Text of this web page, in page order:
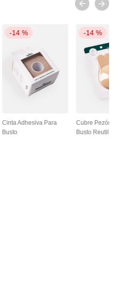
-14 %
Cinta Adhesiva Para
Busto
-14 %
Cubre Pezón
Busto